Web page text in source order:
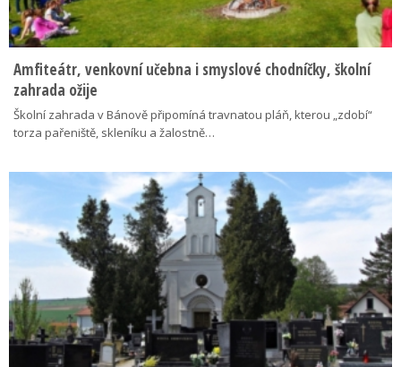
Amfiteátr, venkovní učebna i smyslové chodníčky, školní
zahrada ožije
Školní zahrada v Bánově připomíná travnatou pláň, kterou „zdobí“
torza pařeniště, skleníku a žalostně…